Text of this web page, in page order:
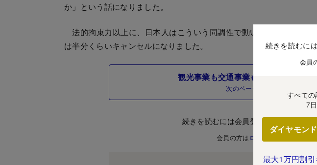
か」という話になりました。
法的拘束力以上に、日本人はこういう同調性で動いてしまいます
は半分くらいキャンセルになりました。
観光事業も交通事業も「生殺し状態」
次のページ
続きを読むには会員登録が必要です。
会員の方は ログイン
続きを読むに
会員
すべての
7
ダイヤモン
最大1万円割